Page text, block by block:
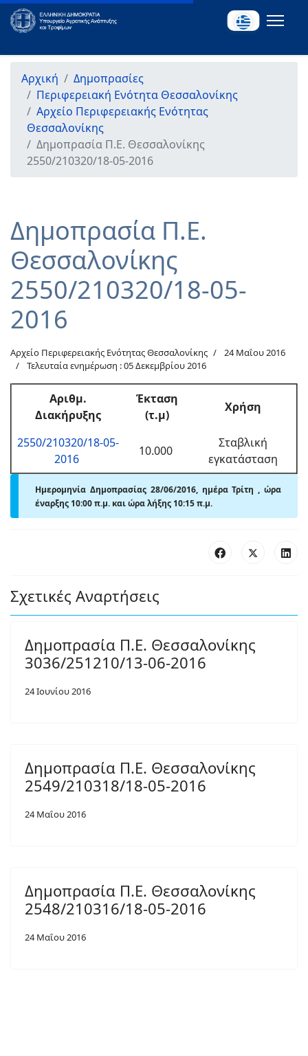
Αρχική
Δημοπρασίες
Περιφερειακή Ενότητα Θεσσαλονίκης
Αρχείο Περιφερειακής Ενότητας
Θεσσαλονίκης
Δημοπρασία Π.Ε. Θεσσαλονίκης
2550/210320/18-05-2016
Δημοπρασία Π.Ε.
Θεσσαλονίκης
2550/210320/18-05-
2016
Αρχείο Περιφερειακής Ενότητας Θεσσαλονίκης
24 Μαΐου 2016
Τελευταία ενημέρωση : 05 Δεκεμβρίου 2016
Αριθμ.
Διακήρυξης
Έκταση
(τ.μ)
Χρήση
2550/210320/18-05-
2016
10.000
Σταβλική
εγκατάσταση
Ημερομηνία Δημοπρασίας 28/06/2016, ημέρα Τρίτη , ώρα
έναρξης 10:00 π.μ. και ώρα λήξης 10:15 π.μ.
Σχετικές Αναρτήσεις
Δημοπρασία Π.Ε. Θεσσαλονίκης
3036/251210/13-06-2016
24 Ιουνίου 2016
Δημοπρασία Π.Ε. Θεσσαλονίκης
2549/210318/18-05-2016
24 Μαΐου 2016
Δημοπρασία Π.Ε. Θεσσαλονίκης
2548/210316/18-05-2016
24 Μαΐου 2016